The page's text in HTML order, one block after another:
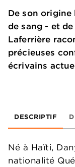
De son
de sang - et
Laferrière
précieuses
écrivains
DESCRIPTIF
Né à Haïti,
nationalité